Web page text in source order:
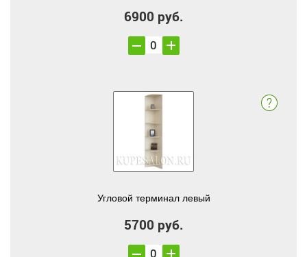
6900 руб.
Угловой терминал левый
5700 руб.